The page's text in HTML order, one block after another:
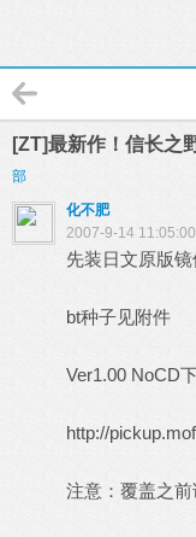
[ZT]最新作！信长之
部
化不肥
2007-9-14 11:05:00
先装日文原版
bt种子见附件
Ver1.00 NoCD
http://
注意：覆盖之